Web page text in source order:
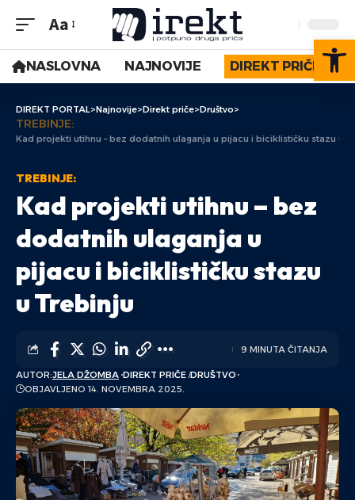
Aa
NASLOVNA NAJNOVIJE DIREKT PRIČE
DIREKT PORTAL>Najnovije>Direkt priče>Društvo>
TREBINJE:
Kad projekti utihnu – bez dodatnih ulaganja u pijacu i biciklističku stazu u
TREBINJE:
Kad projekti utihnu – bez
dodatnih ulaganja u
pijacu i biciklističku stazu
u Trebinju
AUTOR:JELA DŽOMBA DIREKT PRIČE DRUŠTVO
OBJAVLJENO 14. NOVEMBRA 2025.
9 MINUTA ČITANJA